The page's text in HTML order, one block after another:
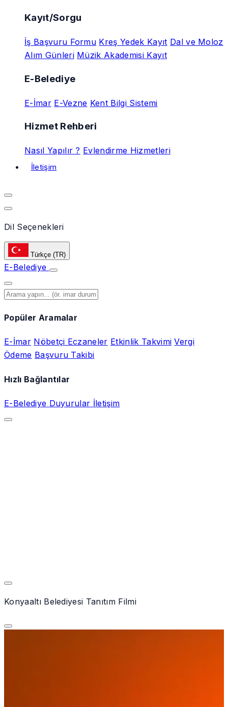
Kayıt/Sorgu
İş Başvuru Formu Kreş Yedek Kayıt Dal ve Moloz
Alım Günleri Müzik Akademisi Kayıt
E-Belediye
E-İmar E-Vezne Kent Bilgi Sistemi
Hizmet Rehberi
Nasıl Yapılır ? Evlendirme Hizmetleri
İletişim
Dil Seçenekleri
Türkçe (TR)
E-Belediye
Popüler Aramalar
E-İmar Nöbetçi Eczaneler Etkinlik Takvimi Vergi
Ödeme Başvuru Takibi
Hızlı Bağlantılar
E-Belediye Duyurular İletişim
Konyaaltı Belediyesi Tanıtım Filmi